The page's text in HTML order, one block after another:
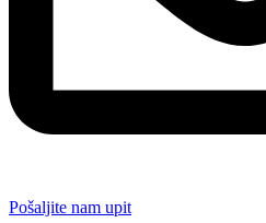
Pošaljite nam upit